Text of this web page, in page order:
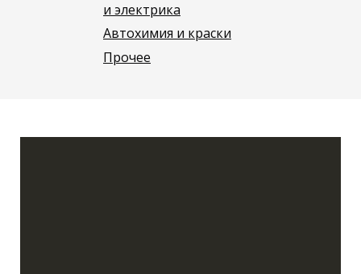
Прочее
Автохимия и краски
и электрика